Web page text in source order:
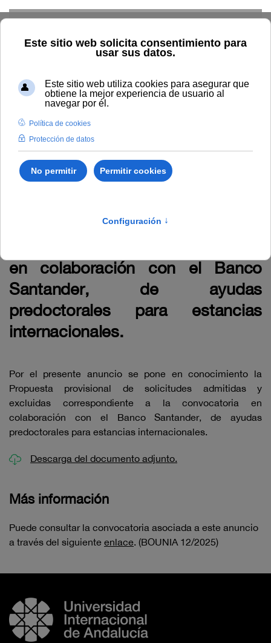
Home La UNIA TOUNIA
Alumnado: convocatorias
Anuncio relativo a la Propuesta provisional de solicitudes
colaboración con el Banco Santander, de ayudas predoctorales
para estancias internacionales.
Anuncio relativo a la Propuesta
admitidas y excluidas
en colaboración con el Banco
Santander, de ayudas
predoctorales para estancias
internacionales.
Por el presente anuncio se pone en conocimiento la
Propuesta provisional de solicitudes admitidas y
excluidas correspondiente a la convocatoria en
colaboración con el Banco Santander, de ayudas
predoctorales para estancias internacionales.
Descarga del documento adjunto.
Más información
Puede consultar la convocatoria asociada a este anuncio
a través del siguiente enlace. (BOUNIA 12/2025)